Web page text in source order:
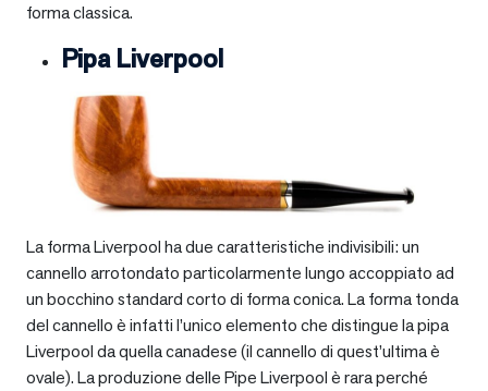
forma classica.
Pipa Liverpool
La forma Liverpool ha due caratteristiche indivisibili: un
cannello arrotondato particolarmente lungo accoppiato ad
un bocchino standard corto di forma conica. La forma tonda
del cannello è infatti l’unico elemento che distingue la pipa
Liverpool da quella canadese (il cannello di quest’ultima è
ovale). La produzione delle Pipe Liverpool è rara perché